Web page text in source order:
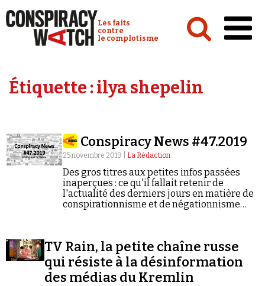
Conspiracy Watch :
Les faits
contre
le complotisme
Analyses
Vidéos
Revues de presse
Newsletter
Étiquette :ilya shepelin
Conspiracy News #47.2019
25 novembre 2019 | La Rédaction
Des gros titres aux petites infos passées
inaperçues : ce qu'il fallait retenir de
l'actualité des derniers jours en matière de
conspirationnisme et de négationnisme
TV Rain, la petite chaîne russe
qui résiste à la désinformation
des médias du Kremlin